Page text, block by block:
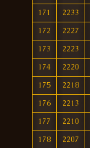
171
2233
172
2227
173
2223
174
2220
175
2218
176
2213
177
2210
178
2207